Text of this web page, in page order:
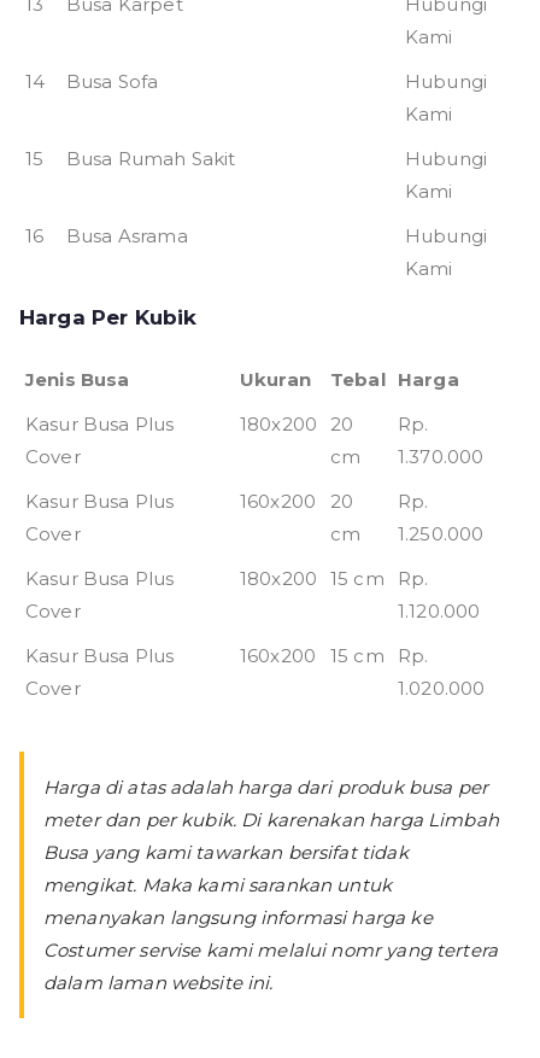
Kami
14
Busa Sofa
Hubungi
Kami
15
Busa Rumah Sakit
Hubungi
Kami
16
Busa Asrama
Hubungi
Kami
Harga Per Kubik
Jenis Busa Ukuran Tebal Harga
Kasur Busa Plus
Cover
180x200
20
cm
Rp.
1.370.000
Kasur Busa Plus
Cover
160x200
20
cm
Rp.
1.250.000
Kasur Busa Plus
Cover
180x200 15 cm
Rp.
1.120.000
Kasur Busa Plus
Cover
160x200 15 cm
Rp.
1.020.000
Harga di atas adalah harga dari produk busa per
meter dan per kubik. Di karenakan harga Limbah
Busa yang kami tawarkan bersifat tidak
mengikat. Maka kami sarankan untuk
menanyakan langsung informasi harga ke
Costumer servise kami melalui nomr yang tertera
dalam laman website ini.